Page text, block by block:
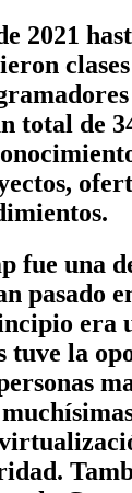
2021
total de
fue una
pasado
era
tuve la